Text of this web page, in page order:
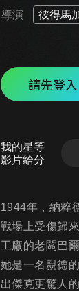
導演 彼得馬
請先登入
我的星等
影片給分
1944年，納粹
戰場上受傷歸
工廠的老闆巴
她是一名親德
出傑克更驚人